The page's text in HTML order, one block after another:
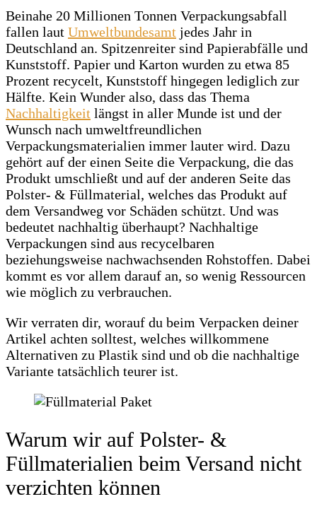
Beinahe 20 Millionen Tonnen Verpackungsabfall
fallen laut Umweltbundesamt jedes Jahr in
Deutschland an. Spitzenreiter sind Papierabfälle und
Kunststoff. Papier und Karton wurden zu etwa 85
Prozent recycelt, Kunststoff hingegen lediglich zur
Hälfte. Kein Wunder also, dass das Thema
Nachhaltigkeit längst in aller Munde ist und der
Wunsch nach umweltfreundlichen
Verpackungsmaterialien immer lauter wird. Dazu
gehört auf der einen Seite die Verpackung, die das
Produkt umschließt und auf der anderen Seite das
Polster- & Füllmaterial, welches das Produkt auf
dem Versandweg vor Schäden schützt. Und was
bedeutet nachhaltig überhaupt? Nachhaltige
Verpackungen sind aus recycelbaren
beziehungsweise nachwachsenden Rohstoffen. Dabei
kommt es vor allem darauf an, so wenig Ressourcen
wie möglich zu verbrauchen.
Wir verraten dir, worauf du beim Verpacken deiner
Artikel achten solltest, welches willkommene
Alternativen zu Plastik sind und ob die nachhaltige
Variante tatsächlich teurer ist.
Warum wir auf Polster- &
Füllmaterialien beim Versand nicht
verzichten können